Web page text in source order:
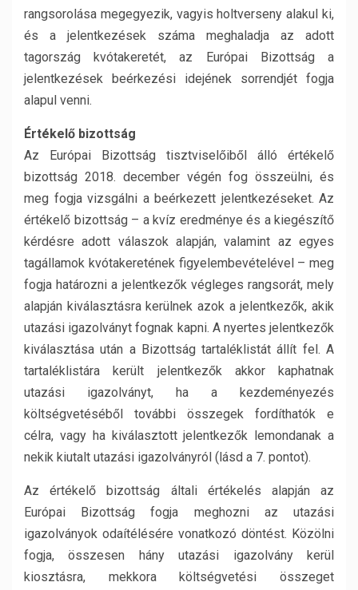
rangsorolása megegyezik, vagyis holtverseny alakul ki,
és a jelentkezések száma meghaladja az adott
tagország kvótakeretét, az Európai Bizottság a
jelentkezések beérkezési idejének sorrendjét fogja
alapul venni.
Értékelő bizottság
Az Európai Bizottság tisztviselőiből álló értékelő
bizottság 2018. december végén fog összeülni, és
meg fogja vizsgálni a beérkezett jelentkezéseket. Az
értékelő bizottság – a kvíz eredménye és a kiegészítő
kérdésre adott válaszok alapján, valamint az egyes
tagállamok kvótakeretének figyelembevételével – meg
fogja határozni a jelentkezők végleges rangsorát, mely
alapján kiválasztásra kerülnek azok a jelentkezők, akik
utazási igazolványt fognak kapni. A nyertes jelentkezők
kiválasztása után a Bizottság tartaléklistát állít fel. A
tartaléklistára került jelentkezők akkor kaphatnak
utazási igazolványt, ha a kezdeményezés
költségvetéséből további összegek fordíthatók e
célra, vagy ha kiválasztott jelentkezők lemondanak a
nekik kiutalt utazási igazolványról (lásd a 7. pontot).
Az értékelő bizottság általi értékelés alapján az
Európai Bizottság fogja meghozni az utazási
igazolványok odaítélésére vonatkozó döntést. Közölni
fogja, összesen hány utazási igazolvány kerül
kiosztásra, mekkora költségvetési összeget